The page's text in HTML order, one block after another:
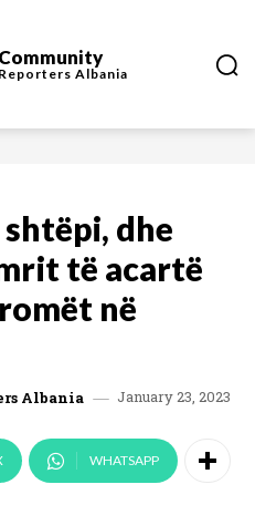
Community
Reporters Albania
dhe
të acartë
në
Albania January 23, 2023
WHATSAPP